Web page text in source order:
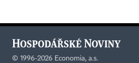
© 1996-2026 Economia, a.s.